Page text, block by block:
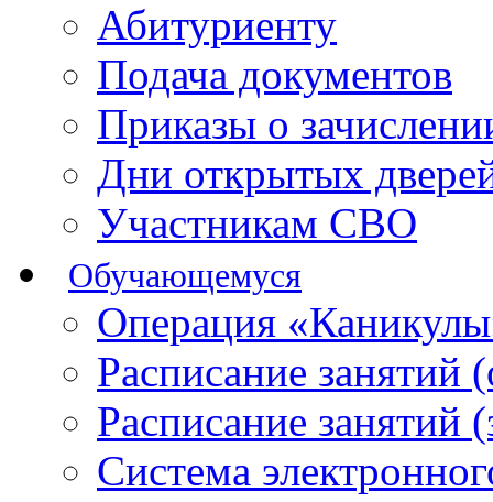
Абитуриенту
Подача документов
Приказы о
Дни открытых
Участникам СВО
Обучающемуся
Операция
Расписание занятий
Расписание занятий
Система